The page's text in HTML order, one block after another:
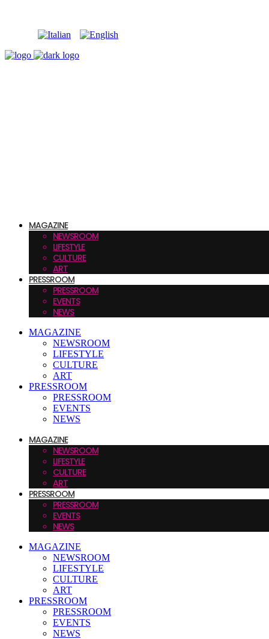
MAGAZINE
NEWSROOM
LIFESTYLE
CULTURE
ART
PRESSROOM
PRESSROOM
EVENTS
NEWS
MAGAZINE
NEWSROOM
LIFESTYLE
CULTURE
ART
PRESSROOM
PRESSROOM
EVENTS
NEWS
MAGAZINE
NEWSROOM
LIFESTYLE
CULTURE
ART
PRESSROOM
PRESSROOM
EVENTS
NEWS
MAGAZINE
NEWSROOM
LIFESTYLE
CULTURE
ART
PRESSROOM
PRESSROOM
EVENTS
NEWS